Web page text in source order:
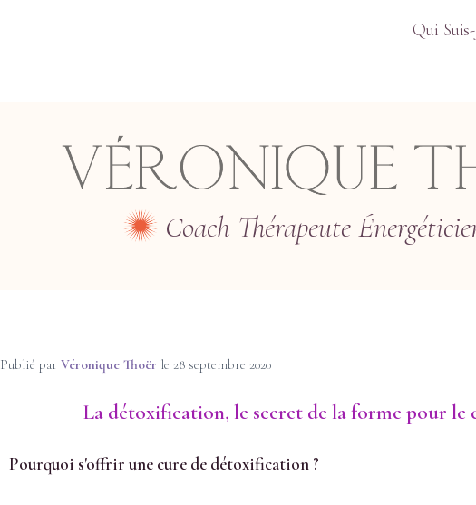
Qui Suis-
Coach Thérapeute
Publié par Véronique Thoër le 28 septembre 2020
La détoxification, le secret de la forme pour le
Pourquoi s'offrir une cure de détoxification ?